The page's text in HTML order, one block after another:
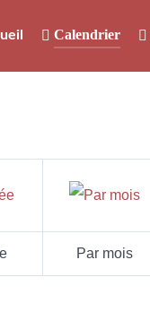
Calendrier
Par mois